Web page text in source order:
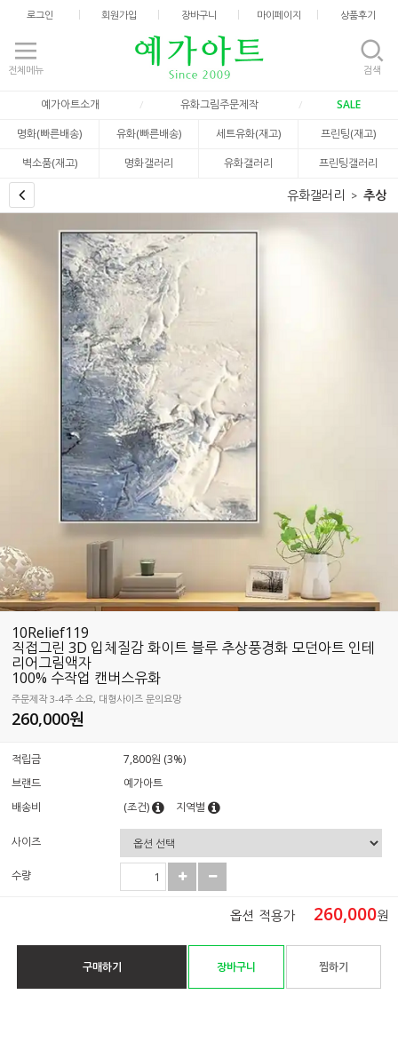
로그인 회원가입 장바구니 마이페이지 상품후기
전체메뉴 검색
예가아트소개 유화그림주문제작
SALE
명화(빠른배송)
유화(빠른배송) 세트유화(재고)
프린팅(재고)
벽소품(재고)
명화갤러리 유화갤러리 프린팅갤러리
유화갤러리 추상
10Relief119
직접그린 3D 입체질감 화이트 블루 추상풍경화 모던아트 인테
리어그림액자
100% 수작업 캔버스유화
주문제작 3-4주 소요, 대형사이즈 문의요망
260,000원
적립금
7,800원 (3%)
브랜드
예가아트
배송비
(조건) 지역별
사이즈
수량
옵션 적용가 260,000원
구매하기 장바구니 찜하기